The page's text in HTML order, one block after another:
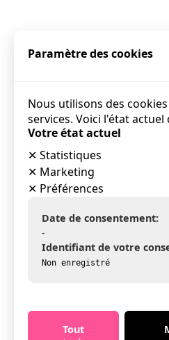
Paramètre des cookies
Nous utilisons des
services. Voici l'état
Votre état actuel
✕ Statistiques
✕ Marketing
✕ Préférences
Date de consentement:
-
Identifiant de votre
Non enregistré
Tout